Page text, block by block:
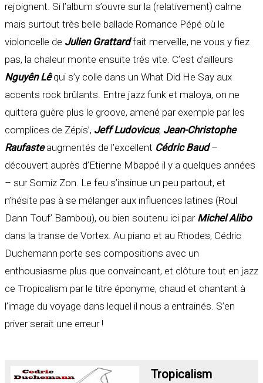
rejoignent. Si l’album s’ouvre sur la (relativement) calme
mais surtout très belle ballade Romance Pépé où le
violoncelle de Julien Grattardfait merveille, ne vous y fiez
pas, la chaleur monte ensuite très vite. C’est d’ailleurs
Nguyên Lêqui s’y colle dans un What Did He Say aux
accents rock brûlants. Entre jazz funk et maloya, on ne
quittera guère plus le groove, amené par exemple par les
complices de Zépis’, Jeff Ludovicus, Jean-Christophe
Raufasteaugmentés de l’excellent Cédric Baud–
découvert auprès d’Etienne Mbappé il y a quelques années
– sur Somiz Zon. Le feu s’insinue un peu partout, et
n’hésite pas à se mélanger aux influences latines (Roul
Dann Touf’ Bambou), ou bien soutenu ici par Michel Alibo
dans la transe de Vortex. Au piano et au Rhodes, Cédric
Duchemann porte ses compositions avec un
enthousiasme plus que convaincant, et clôture tout en jazz
ce Tropicalism par le titre éponyme, chaud et chantant à
l’image du voyage dans lequel il nous a entrainés. S’en
priver serait une erreur !
Tropicalism